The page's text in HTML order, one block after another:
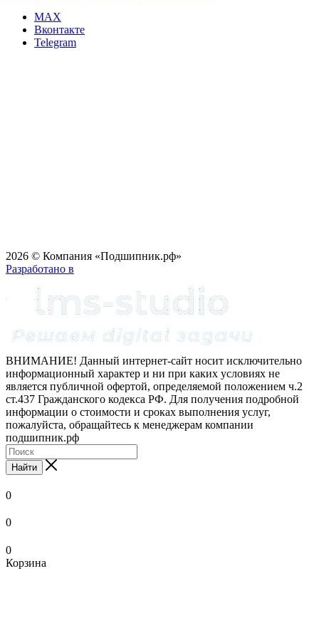
MAX
Вконтакте
Telegram
2026 © Компания «Подшипник.рф»
Разработано в
ВНИМАНИЕ! Данный интернет-сайт носит исключительно
информационный характер и ни при каких условиях не
является публичной офертой, определяемой положением ч.2
ст.437 Гражданского кодекса РФ. Для получения подробной
информации о стоимости и сроках выполнения услуг,
пожалуйста, обращайтесь к менеджерам компании
подшипник.рф
Найти
0
0
0
Корзина